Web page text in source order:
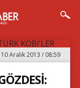
10 Aralık 2013 / 08:59